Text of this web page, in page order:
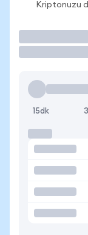
Kriptonuzu
15dk